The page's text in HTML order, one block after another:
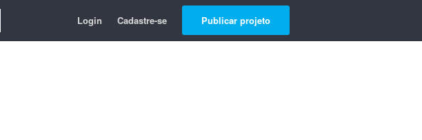
Login Cadastre-se Publicar projeto